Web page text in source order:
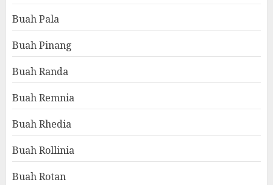
Buah Pala
Buah Pinang
Buah Randa
Buah Remnia
Buah Rhedia
Buah Rollinia
Buah Rotan